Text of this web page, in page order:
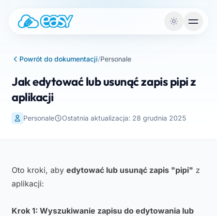
Powrót do dokumentacji/Personale
Jak edytować lub usunąć zapis pipi z
aplikacji
Personale Ostatnia aktualizacja: 28 grudnia 2025
Oto kroki, aby edytować lub usunąć zapis "pipi" z
aplikacji:
Krok 1: Wyszukiwanie zapisu do edytowania lub